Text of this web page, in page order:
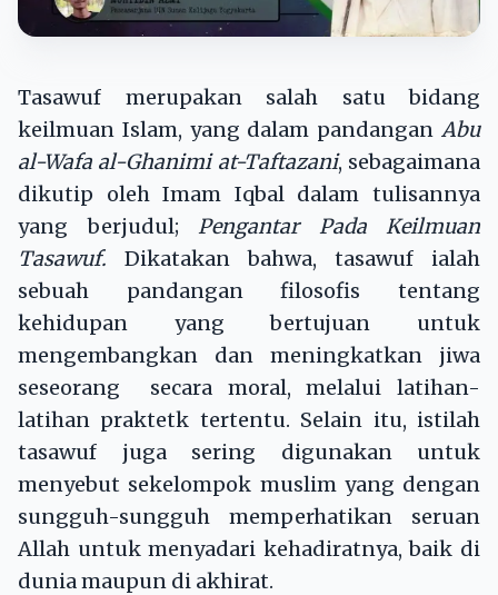
Tasawuf merupakan salah satu bidang
keilmuan Islam, yang dalam pandangan Abu
al-Wafa al-Ghanimi at-Taftazani, sebagaimana
dikutip oleh Imam Iqbal dalam tulisannya
yang berjudul; Pengantar Pada Keilmuan
Tasawuf. Dikatakan bahwa, tasawuf ialah
sebuah pandangan filosofis tentang
kehidupan yang bertujuan untuk
mengembangkan dan meningkatkan jiwa
seseorang secara moral, melalui latihan-
latihan praktetk tertentu. Selain itu, istilah
tasawuf juga sering digunakan untuk
menyebut sekelompok muslim yang dengan
sungguh-sungguh memperhatikan seruan
Allah untuk menyadari kehadiratnya, baik di
dunia maupun di akhirat.